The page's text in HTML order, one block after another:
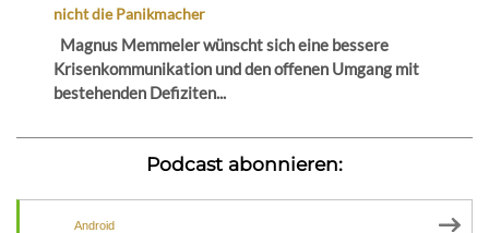
nicht die Panikmacher
Magnus Memmeler wünscht sich eine bessere
Krisenkommunikation und den offenen Umgang mit
bestehenden Defiziten...
Podcast abonnieren:
Android